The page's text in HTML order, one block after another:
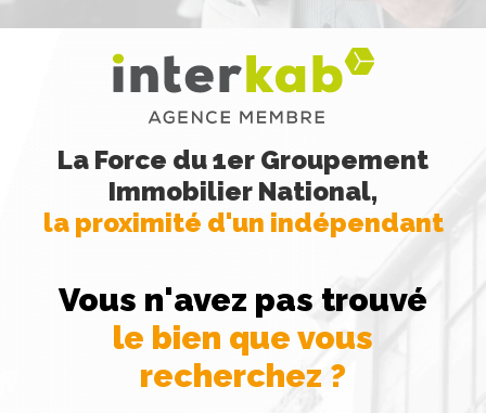
La Force du 1er Groupement
Immobilier National,
la proximité d'un indépendant
Vous n'avez pas trouvé
le bien que vous
recherchez ?